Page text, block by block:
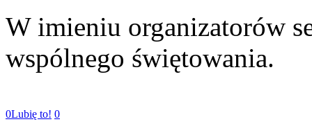
W imieniu organizatorów
wspólnego świętowania.
0Lubię to! 0